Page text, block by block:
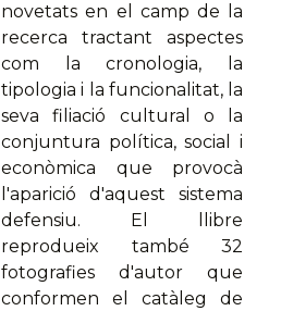
novetats en el camp de la
recerca tractant aspectes
com la cronologia, la
tipologia i la funcionalitat, la
seva filiació cultural o la
conjuntura política, social i
econòmica que provocà
l'aparició d'aquest sistema
defensiu. El llibre
reprodueix també 32
fotografies d'autor que
conformen el catàleg de